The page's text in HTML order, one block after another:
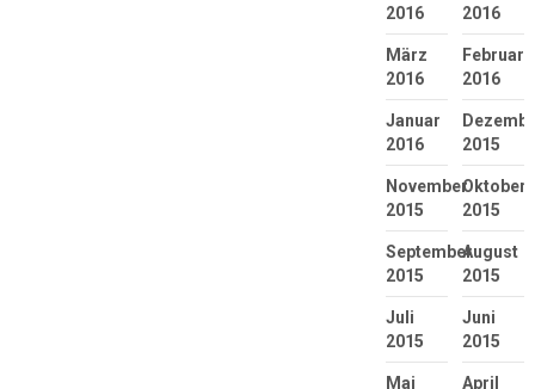
2016
2016
März
2016
Februar
2016
Januar
2016
2015
November
2015
Oktober
2015
September
2015
August
2015
Juli
2015
Juni
2015
Mai April